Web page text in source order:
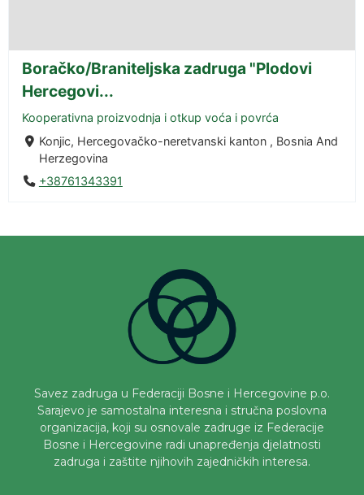
Boračko/Braniteljska zadruga "Plodovi
Hercegovi...
Kooperativna proizvodnja i otkup voća i povrća
Konjic, Hercegovačko-neretvanski kanton , Bosnia And
Herzegovina
+38761343391
Savez zadruga u Federaciji Bosne i Hercegovine p.o.
Sarajevo je samostalna interesna i stručna poslovna
organizacija, koji su osnovale zadruge iz Federacije
Bosne i Hercegovine radi unapređenja djelatnosti
zadruga i zaštite njihovih zajedničkih interesa.